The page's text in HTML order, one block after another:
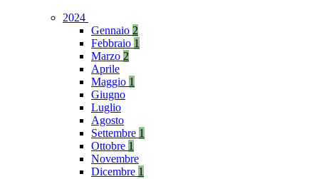
2024
Gennaio 2
Febbraio 1
Marzo 2
Aprile
Maggio 1
Giugno
Luglio
Agosto
Settembre 1
Ottobre 1
Novembre
Dicembre 1